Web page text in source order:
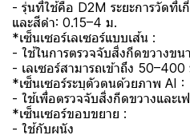
- รุ่นที่ใช้คือ D2M ระยะการวัดที่
และสีดำ: 0.15–4 ม.
*เซ็นเซอร์เลเซอร์แบบเส้น :
- ใช้ในการตรวจจับสิ่งกีดขวางขน
- เลเซอร์สามารถเข้าถึง
*เซ็นเซอร์ระบุตัวตนด้วยภาพ AI :
- ใช้เพื่อตรวจจับสิ่งกีดขวางและเ
*เซ็นเซอร์ขอบขยาย :
- ใช้กับผนัง